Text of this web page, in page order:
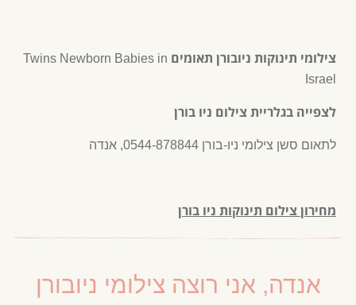
צילומי תינוקות ניובורן תאומים Twins Newborn Babies in
Israel
לצפייה בגלריית צילום ניו בורן
לתאום סשן צילומי ניו-בורן 0544-878844, אנדה
מחירון צילום תינוקות ניו בורן
אנדה, אני רוצה צילומי ניובורן